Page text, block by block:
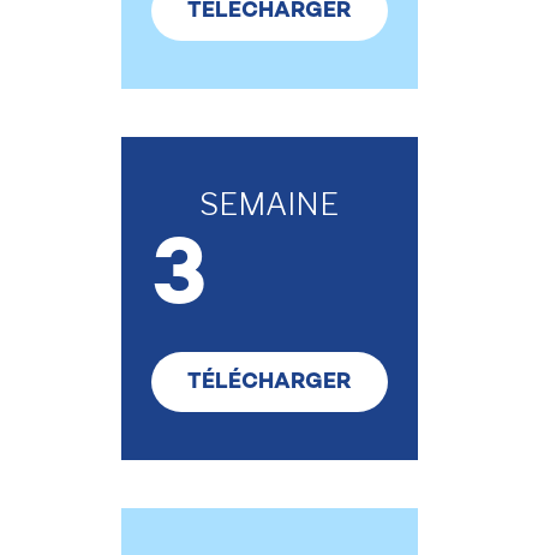
TÉLÉCHARGER
SEMAINE
3
TÉLÉCHARGER